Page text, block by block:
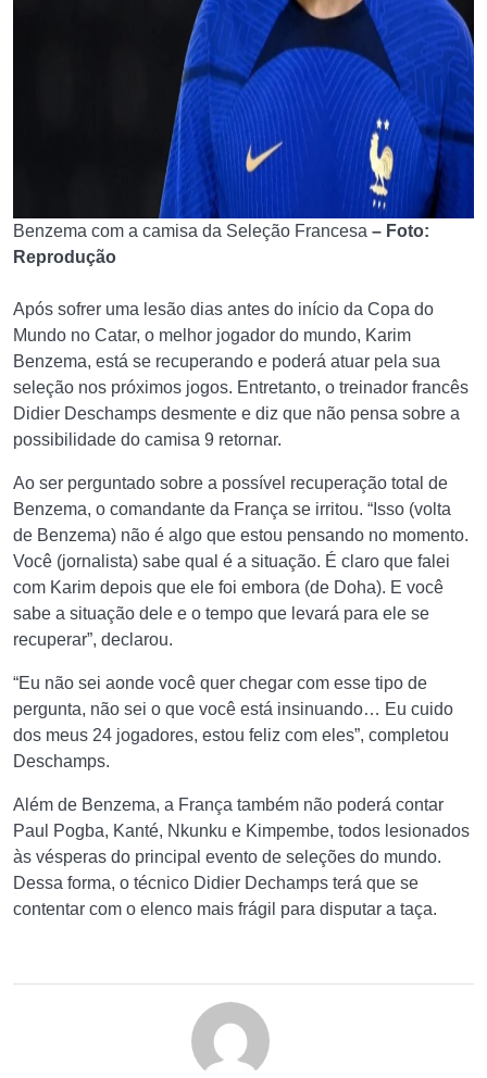
Benzema com a camisa da Seleção Francesa – Foto:
Reprodução
Após sofrer uma lesão dias antes do início da Copa do
Mundo no Catar, o melhor jogador do mundo, Karim
Benzema, está se recuperando e poderá atuar pela sua
seleção nos próximos jogos. Entretanto, o treinador francês
Didier Deschamps desmente e diz que não pensa sobre a
possibilidade do camisa 9 retornar.
Ao ser perguntado sobre a possível recuperação total de
Benzema, o comandante da França se irritou. “Isso (volta
de Benzema) não é algo que estou pensando no momento.
Você (jornalista) sabe qual é a situação. É claro que falei
com Karim depois que ele foi embora (de Doha). E você
sabe a situação dele e o tempo que levará para ele se
recuperar”, declarou.
“Eu não sei aonde você quer chegar com esse tipo de
pergunta, não sei o que você está insinuando… Eu cuido
dos meus 24 jogadores, estou feliz com eles”, completou
Deschamps.
Além de Benzema, a França também não poderá contar
Paul Pogba, Kanté, Nkunku e Kimpembe, todos lesionados
às vésperas do principal evento de seleções do mundo.
Dessa forma, o técnico Didier Dechamps terá que se
contentar com o elenco mais frágil para disputar a taça.